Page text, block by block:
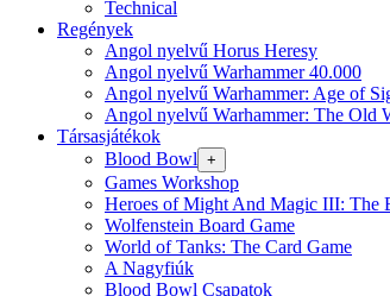
Technical
Regények
Angol nyelvű Horus Heresy
Angol nyelvű Warhammer 40.000
Angol nyelvű Warhammer: Age of
Angol nyelvű Warhammer: The Old
Társasjátékok
Blood Bowl +
Games Workshop
Heroes of Might And Magic III: The
Wolfenstein Board Game
World of Tanks: The Card Game
A Nagyfiúk
Blood Bowl Csapatok